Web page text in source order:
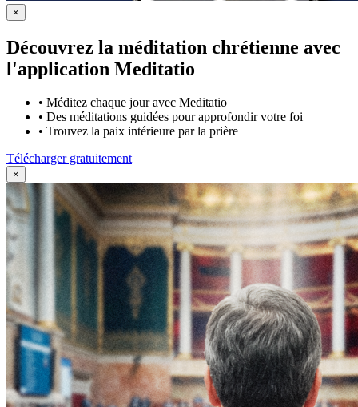
×
Découvrez la méditation chrétienne avec
l'application Meditatio
• Méditez chaque jour avec Meditatio
• Des méditations guidées pour approfondir votre foi
• Trouvez la paix intérieure par la prière
Télécharger gratuitement
×